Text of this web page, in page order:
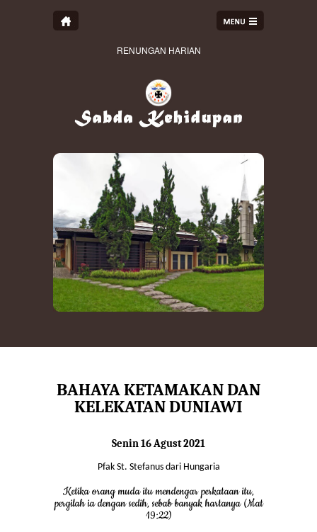
RENUNGAN HARIAN
BAHAYA KETAMAKAN DAN
KELEKATAN DUNIAWI
Senin 16 Agust 2021
Pfak St. Stefanus dari Hungaria
Ketika orang muda itu mendengar perkataan itu,
pergilah ia dengan sedih, sebab banyak hartanya (Mat
19:22)